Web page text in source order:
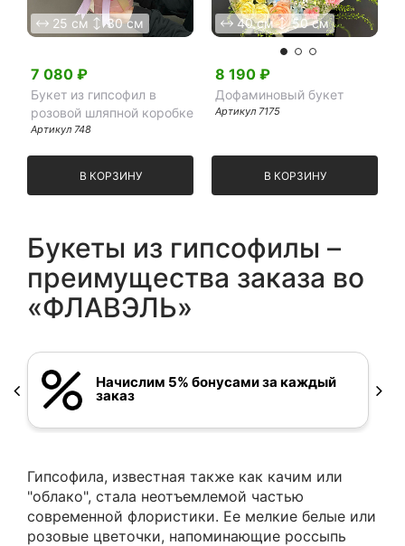
25 см 30 см
7 080 ₽
Букет из гипсофил в
розовой шляпной коробке
Артикул 748
В КОРЗИНУ
40 см 50 см
8 190 ₽
Дофаминовый букет
Артикул 7175
В КОРЗИНУ
Букеты из гипсофилы –
преимущества заказа во
«ФЛАВЭЛЬ»
Начислим 5% бонусами за каждый
заказ
Гипсофила, известная также как качим или
"облако", стала неотъемлемой частью
современной флористики. Ее мелкие белые или
розовые цветочки, напоминающие россыпь